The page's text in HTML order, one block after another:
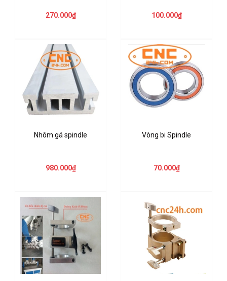
270.000₫ 100.000₫
Nhôm gá spindle
980.000₫
​​​​​​​Vòng bi Spindle
70.000₫